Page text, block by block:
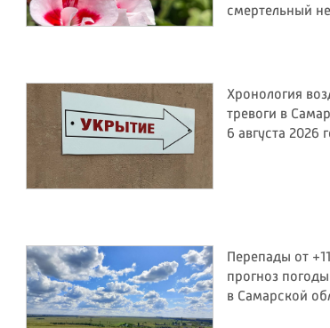
смертельный
Хронология
тревоги в
6 августа 2026
Перепады от
прогноз погоды
в Самарской